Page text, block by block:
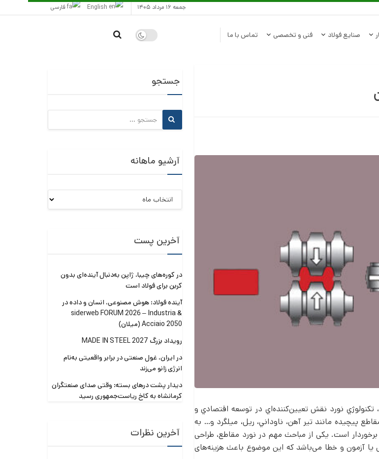
جمعه ۱۶ مرداد ۱۴۰۵ فارسی English
صنایع فولاد فنی و تخصصی تماس با ما
نورد نقش تعيين­‌كننده‌­اي در توسعه اقتصادي و
پيچيده مانند تير آهن، ناوداني، ريل، میلگرد و… به
برخوردار است. یکی از مباحث مهم در نورد مقاطع، طراحی
یا آزمون و خطا می­‌باشد که این موضوع باعث هزینه­‌های
جستجو
آرشیو ماهانه
آرشیو
آخرین پست
در کوره‌های چیبا، ژاپن به‌دنبال آینده‌ای بدون
کربن برای فولاد است
آینده فولاد: هوش مصنوعی، انسان و داده در
siderweb FORUM 2026 – Industria &
Acciaio 2050 (میلان)
رویداد بزرگ MADE IN STEEL 2027
در ایران، غول صنعتی در برابر واقعیتی به‌نام
انرژی زانو می‌زند
دیدار پشت درهای بسته: وقتی صدای صنعتگران
کرمانشاه به کاخ ریاست‌جمهوری رسید
آخرین نظرات